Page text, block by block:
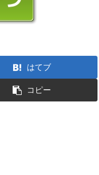
はてブ
コピー